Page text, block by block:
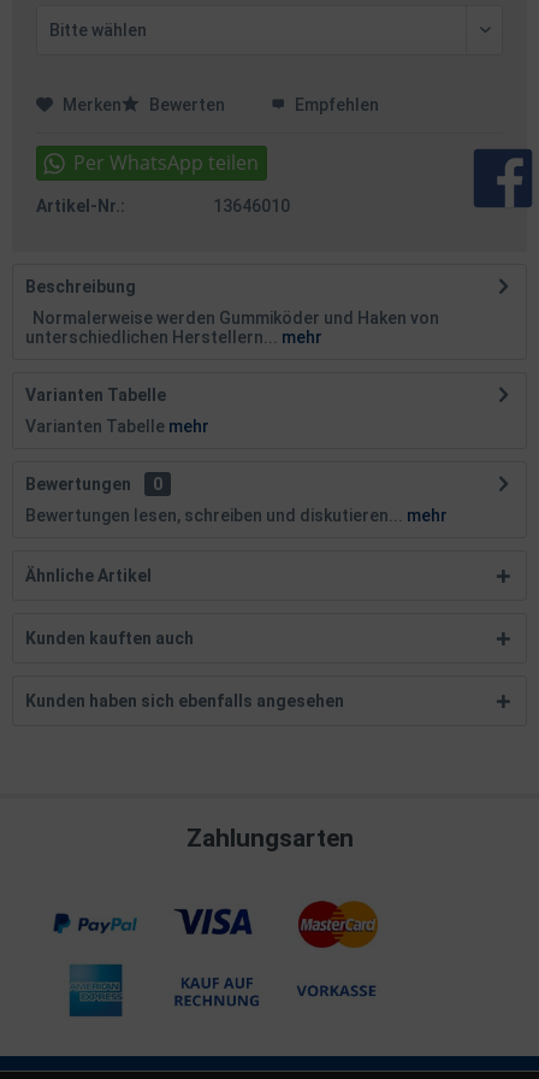
Merken Bewerten Empfehlen
Artikel-Nr.: 13646010
Beschreibung
Normalerweise werden Gummiköder und Haken von
unterschiedlichen Herstellern...
mehr
Varianten Tabelle
Varianten Tabelle mehr
Bewertungen
0
Bewertungen lesen, schreiben und diskutieren...
mehr
Ähnliche Artikel
Kunden kauften auch
Kunden haben sich ebenfalls angesehen
Zahlungsarten